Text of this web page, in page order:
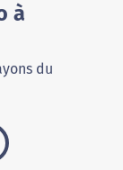
à
du